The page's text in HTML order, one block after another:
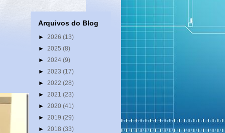
Arquivos do Blog
► 2026 (13)
► 2025 (8)
► 2024 (9)
► 2023 (17)
► 2022 (28)
► 2021 (23)
► 2020 (41)
► 2019 (29)
► 2018 (33)